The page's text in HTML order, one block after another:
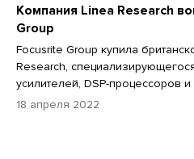
Компания Linea Research
Group
Focusrite Group купила
Research,
усилителей, DSP-процессоров
18 апреля 2022